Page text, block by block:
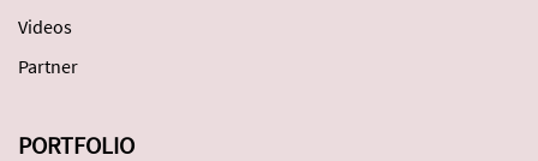
Videos
Partner
PORTFOLIO